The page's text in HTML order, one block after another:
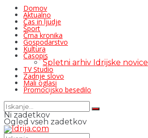
Domov
Aktualno
Čas in ljudje
Šport
Črna kronika
Gospodarstvo
Kultura
Časopis
Spletni arhiv Idrijske novice
TV Studio
Zadnje slovo
Mali oglasi
Promocijsko besedilo
Ni zadetkov
Ogled vseh zadetkov